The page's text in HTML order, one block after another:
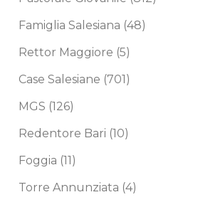
Famiglia Salesiana (48)
Rettor Maggiore (5)
Case Salesiane (701)
MGS (126)
Redentore Bari (10)
Foggia (11)
Torre Annunziata (4)